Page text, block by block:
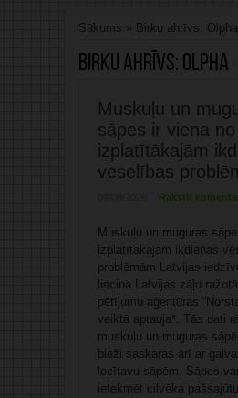
Sākums » Birku ahrīvs: Olpha
Birku ahrīvs: Olpha
Muskuļu un
sāpes ir viena no
izplatītākajām
veselības
Rakstīt
Muskuļu un muguras
izplatītākajām ikdienas
problēmām Latvijas
liecina Latvijas zāļu
pētījumu aģentūras
veiktā aptauja*. Tās dati
muskuļu un muguras
bieži saskaras arī ar
locītavu sāpēm. Sāpes
ietekmēt cilvēka